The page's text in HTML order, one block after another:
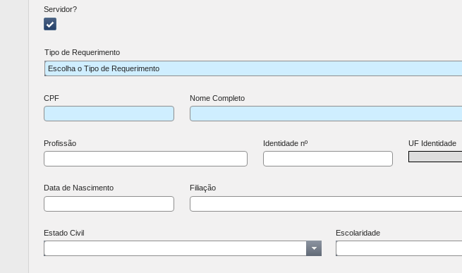
Servidor?
Tipo de Requerimento
Escolha o Tipo de Requerimento
CPF Nome Completo
Profissão Identidade nº UF Identidade
Data de Nascimento Filiação
Estado Civil Escolaridade